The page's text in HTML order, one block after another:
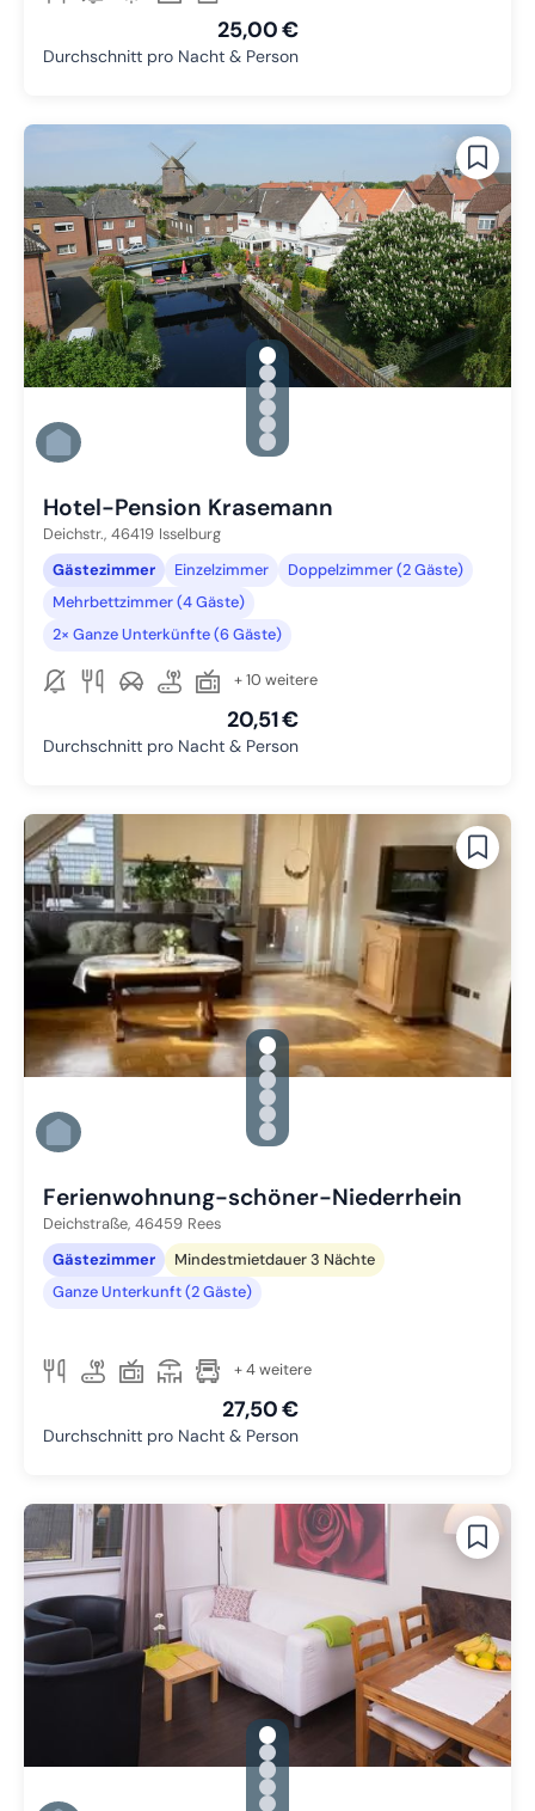
25,00 €
Durchschnitt pro Nacht & Person
gallery.slide_selector
Zu Slide 1 wechseln
Zu Slide 2 wechseln
Zu Slide 3 wechseln
Zu Slide 4 wechseln
Zu Slide 5 wechseln
Zu Slide 6 wechseln
Hotel-Pension Krasemann
Deichstr., 46419 Isselburg
Gästezimmer
Einzelzimmer
Doppelzimmer (2 Gäste)
Mehrbettzimmer (4 Gäste)
2× Ganze Unterkünfte (6 Gäste)
+ 10 weitere
20,51 €
Durchschnitt pro Nacht & Person
gallery.slide_selector
Zu Slide 1 wechseln
Zu Slide 2 wechseln
Zu Slide 3 wechseln
Zu Slide 4 wechseln
Zu Slide 5 wechseln
Zu Slide 6 wechseln
Ferienwohnung-schöner-Niederrhein
Deichstraße, 46459 Rees
Gästezimmer
Mindestmietdauer 3 Nächte
Ganze Unterkunft (2 Gäste)
+ 4 weitere
27,50 €
Durchschnitt pro Nacht & Person
gallery.slide_selector
Zu Slide 1 wechseln
Zu Slide 2 wechseln
Zu Slide 3 wechseln
Zu Slide 4 wechseln